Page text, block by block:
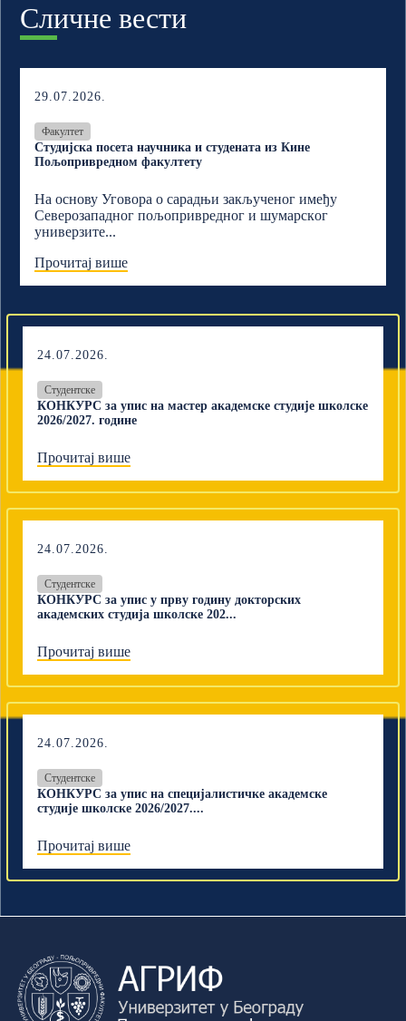
Сличне вести
29.07.2026.
Факултет
Студијска посета научника и студената из Кине
Пољопривредном факултету
На основу Уговора о сарадњи закљученог имеђу
Северозападног пољопривредног и шумарскoг
универзите...
Прочитај више
24.07.2026.
Студентске
КОНКУРС за упис на мастер академске студије школске
2026/2027. године
Прочитај више
24.07.2026.
Студентске
КОНКУРС за упис у прву годину докторских
академских студија школске 202...
Прочитај више
24.07.2026.
Студентске
КОНКУРС за упис на специјалистичке академске
студије школске 2026/2027....
Прочитај више